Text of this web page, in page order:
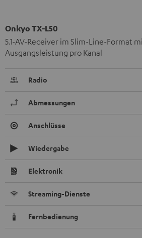
Onkyo TX-L50
5.1-AV-Receiver im Slim-Line-Format
Ausgangsleistung pro Kanal
Radio
Abmessungen
Anschlüsse
Wiedergabe
Elektronik
Streaming-Dienste
Fernbedienung